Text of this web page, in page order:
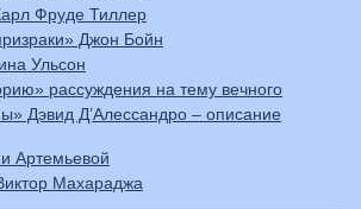
Фруде Тиллер
Джон Бойн
Ульсон
рассуждения на тему вечного
Дэвид Д’Алессандро – описание
Артемьевой
Махараджа